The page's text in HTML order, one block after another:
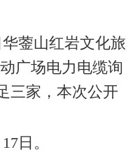
华蓥山红岩文化旅
广场电力电缆询
三家，本次公开
17日。